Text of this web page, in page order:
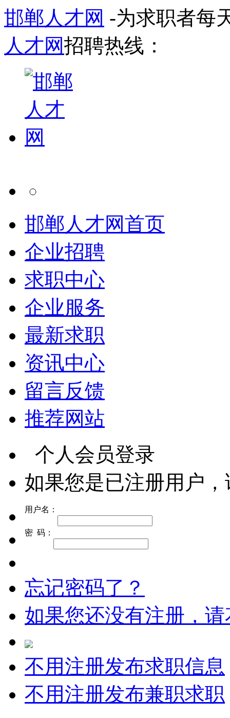
邯郸人才网 -为求职者每
人才网招聘热线：
邯郸人才网首页
企业招聘
求职中心
企业服务
最新求职
资讯中心
留言反馈
推荐网站
个人会员登录
如果您是已注册用户
用户名：
密 码：
忘记密码了？
如果您还没有注册，
不用注册发布求职信息
不用注册发布兼职求职